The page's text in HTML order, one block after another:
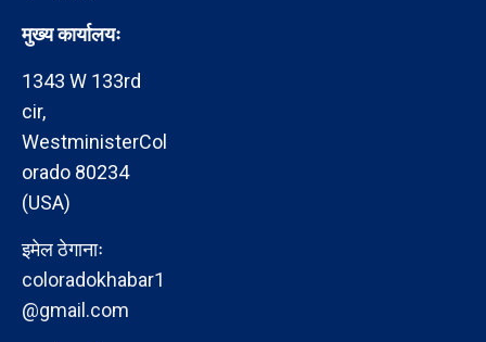
मुख्य कार्यालयः
1343 W 133rd
cir,
WestministerCol
orado 80234
(USA)
इमेल ठेगानाः
coloradokhabar1
@gmail.com